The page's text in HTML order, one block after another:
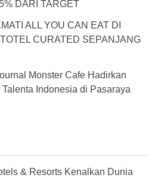
DARI TARGET
ALL YOU CAN EAT DI
CURATED SEPANJANG
Monster Cafe Hadirkan
Indonesia di Pasaraya
& Resorts Kenalkan Dunia